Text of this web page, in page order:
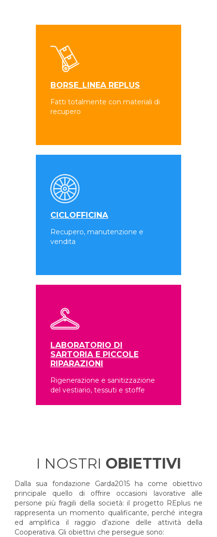
BORSE_LINEA REPLUS
Fatti totalmente con materiali di
recupero
CICLOFFICINA
Recupero, manutenzione e
vendita
LABORATORIO DI
SARTORIA E PICCOLE
RIPARAZIONI
Rigenerazione e sanitizzazione
del vestiario, tessuti e stoffe
I NOSTRI OBIETTIVI
Dalla sua fondazione Garda2015 ha come obiettivo
principale quello di offrire occasioni lavorative alle
persone più fragili della società: il progetto REplus ne
rappresenta un momento qualificante, perché integra
ed amplifica il raggio d’azione delle attività della
Cooperativa. Gli obiettivi che persegue sono: